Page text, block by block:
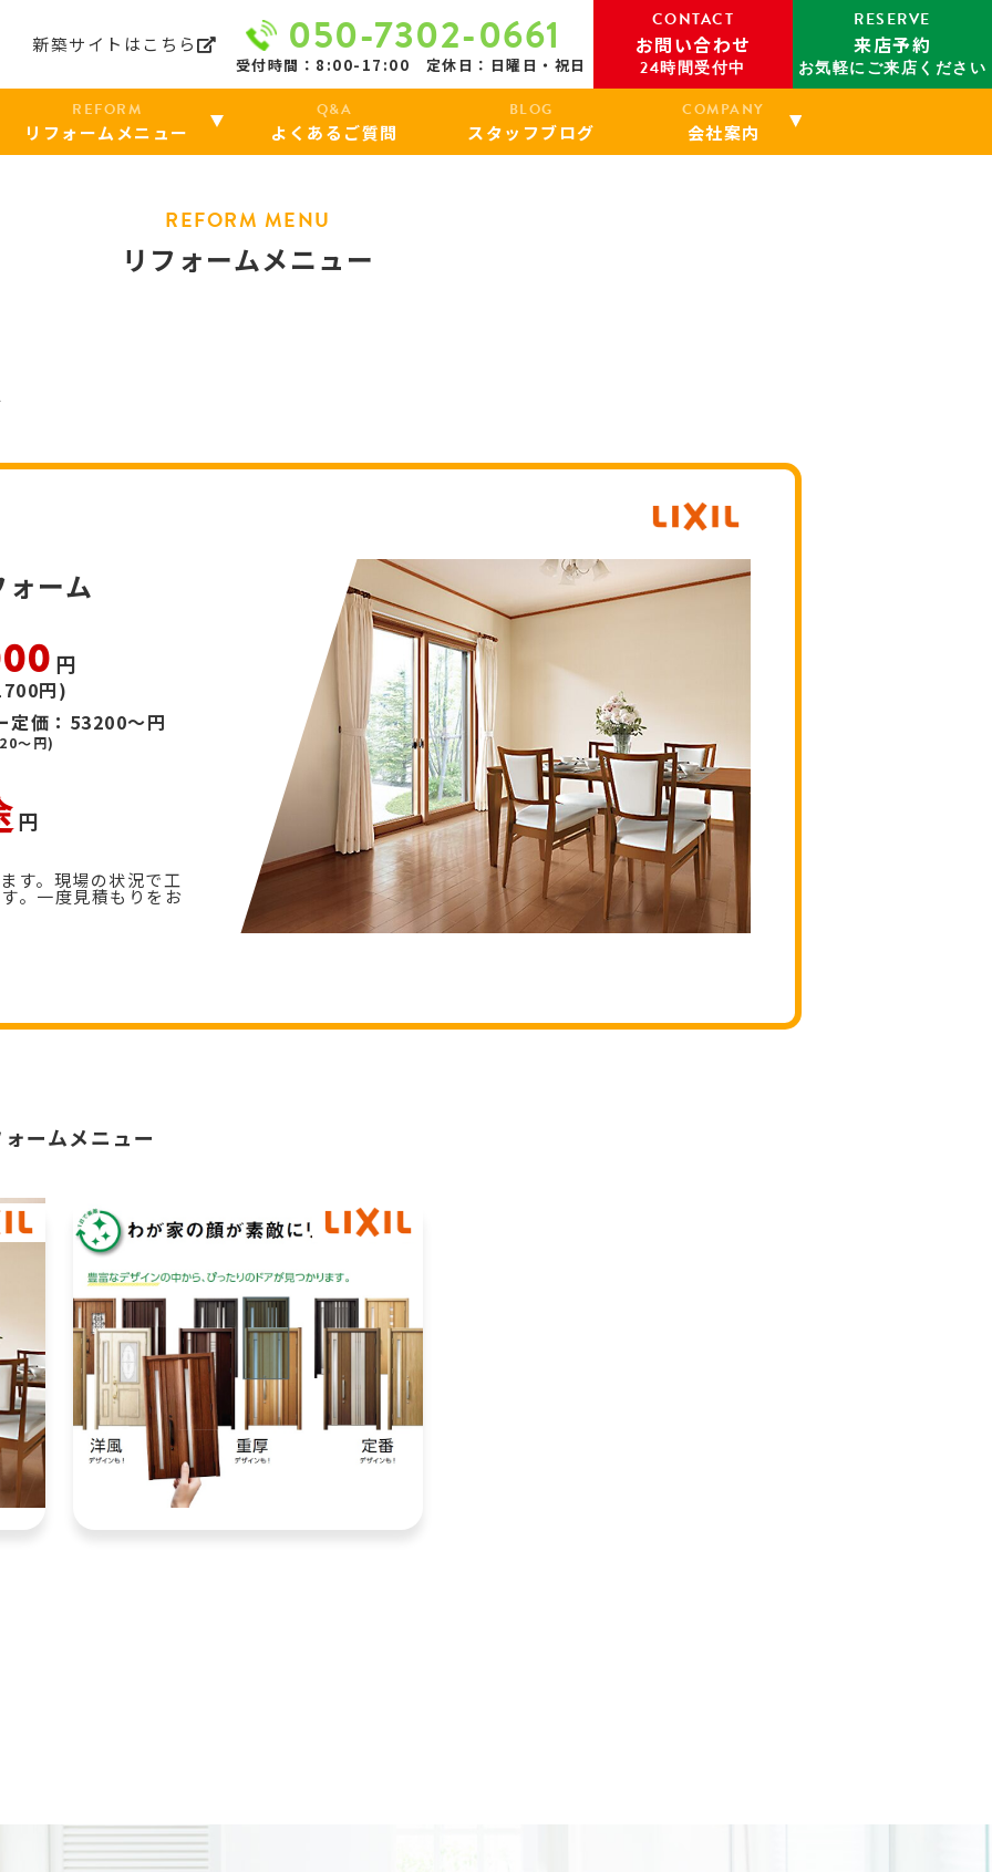
新築サイトはこちら 050-7302-0661
受付時間：8:00-17:00 定休日：日曜日・祝日
CONTACT
お問い合わせ
24時間受付中
RESERVE
来店予約
お気軽にご来店ください
REFORM
リフォームメニュー
Q&A
よくあるご質問
BLOG
スタッフブログ
COMPANY
会社案内
REFORM MENU
リフォームメニュー
ーム
円
円)
定価：53200～円
～円)
円
す。現場の状況で工
。一度見積もりをお
ームメニュー